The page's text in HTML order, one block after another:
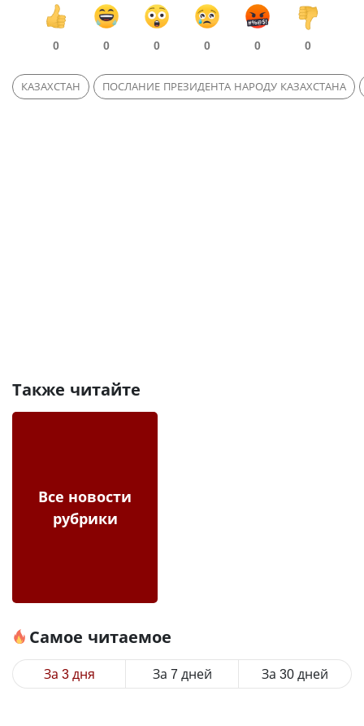
0 0 0 0 0 0
КАЗАХСТАН ПОСЛАНИЕ ПРЕЗИДЕНТА НАРОДУ КАЗАХСТАНА
Также читайте
Все новости
рубрики
Самое читаемое
За 3 дня За 7 дней За 30 дней